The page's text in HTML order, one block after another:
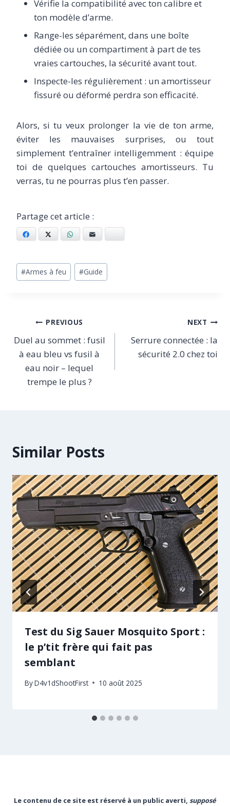
Vérifie la compatibilité avec ton calibre et
ton modèle d’arme.
Range-les séparément, dans une boîte
dédiée ou un compartiment à part de tes
vraies cartouches, la sécurité avant tout.
Inspecte-les régulièrement : un amortisseur
fissuré ou déformé perdra son efficacité.
Alors, si tu veux prolonger la vie de ton arme,
éviter les mauvaises surprises, ou tout
simplement t’entraîner intelligemment : équipe
toi de quelques cartouches amortisseurs. Tu
verras, tu ne pourras plus t’en passer.
Facebook WhatsApp
Post
Tags:
#Armes à feu #Guide
Navigation
de
l’article
PREVIOUS
Duel au sommet : fusil
à eau bleu vs fusil à
eau noir – lequel
trempe le plus ?
NEXT
Serrure connectée : la
sécurité 2.0 chez toi
Similar Posts
Test du Sig Sauer Mosquito Sport :
le p’tit frère qui fait pas
semblant
ByD4v1dShootFirst 10 août 2025
Le contenu de ce site est réservé à un public averti, supposé